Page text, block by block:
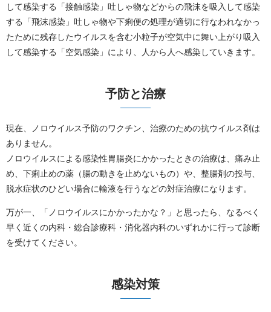
して感染する「接触感染」吐しゃ物などからの飛沫を吸入して感染
する「飛沫感染」吐しゃ物や下痢便の処理が適切に行なわれなかっ
たために残存したウイルスを含む小粒子が空気中に舞い上がり吸入
して感染する「空気感染」により、人から人へ感染していきます。
予防と治療
現在、ノロウイルス予防のワクチン、治療のための抗ウイルス剤は
ありません。
ノロウイルスによる感染性胃腸炎にかかったときの治療は、痛み止
め、下痢止めの薬（腸の動きを止めないもの）や、整腸剤の投与、
脱水症状のひどい場合に輸液を行うなどの対症治療になります。
万が一、「ノロウイルスにかかったかな？」と思ったら、なるべく
早く近くの内科・総合診療科・消化器内科のいずれかに行って診断
を受けてください。
感染対策